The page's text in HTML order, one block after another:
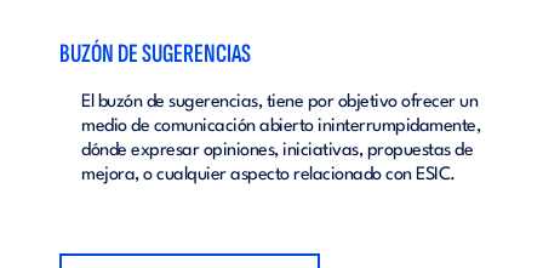
BUZÓN DE SUGERENCIAS
El buzón de sugerencias, tiene por objetivo ofrecer un
medio de comunicación abierto ininterrumpidamente,
dónde expresar opiniones, iniciativas, propuestas de
mejora, o cualquier aspecto relacionado con ESIC.